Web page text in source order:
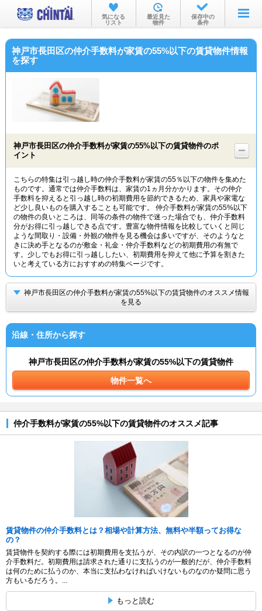
お部屋を探す
沿線・駅から
不動産会社から
気になる
リスト
最近見た
物件
保存中の
条件
神戸市長田区の仲介手数料が家賃の55%以下の賃貸物件情報
を探す
神戸市長田区の仲介手数料が家賃の55%以下の賃貸物件のポ
イント
こちらの特集は引っ越し時の仲介手数料が家賃の55％以下の物件を集めた
ものです。通常では仲介手数料は、家賃の1ヵ月分かかります。その仲介
手数料を抑えると引っ越し時の初期費用を節約できるため、家具や家電な
ど少し良いものを購入することも可能です。 仲介手数料が家賃の55%以下
の物件の良いところは、同等の条件の物件で迷った場合でも、仲介手数料
分がお得に引っ越しできる点です。豊富な物件情報を比較していくと同じ
ような間取り・設備・外観の物件を見る機会は多いですが、そのようなと
きに決め手となるのが敷金・礼金・仲介手数料などの初期費用の有無で
す。少しでもお得に引っ越ししたい、初期費用を抑えて他に予算を割きた
いと考えている方におすすめの特集ページです。
神戸市長田区の仲介手数料が家賃の55%以下の賃貸物件のオススメ情報
を見る
沿線・住所から探す
神戸市長田区の仲介手数料が家賃の55%以下の賃貸物件
物件一覧へ
仲介手数料が家賃の55%以下の賃貸物件のオススメ記事
賃貸物件の仲介手数料とは？相場や計算方法、無料や半額ってお得な
の？
賃貸物件を契約する際には初期費用を支払うが、その内訳の一つとなるのが仲
介手数料だ。初期費用は請求された通りに支払うのが一般的だが、仲介手数料
は何のために払うのか、本当に支払わなければいけないものなのか疑問に思う
方もいるだろう。...
もっと読む